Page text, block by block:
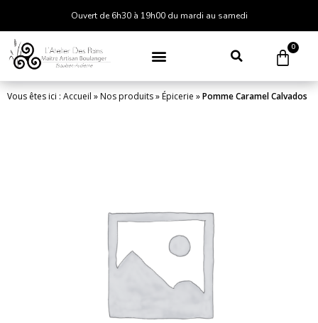
Ouvert de 6h30 à 19h00 du mardi au samedi
0
Vous êtes ici : Accueil » Nos produits» Épicerie »Pomme Caramel Calvados